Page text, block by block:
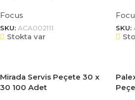
Focus
SKU: ACA002111
Stokta var
SKU:
Mirada Servis Peçete 30 x
30 100 Adet